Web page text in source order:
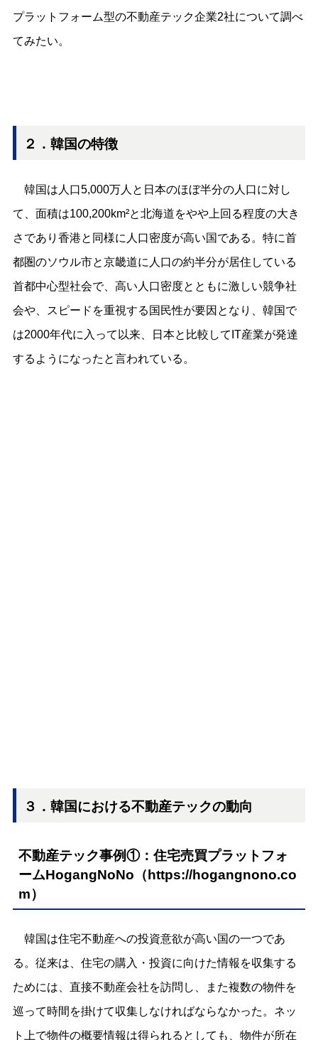
プラ​​ットフォーム型の不動産テック企業2社について調べ
てみたい。
２．韓国の特徴
韓国は人口5,000万人と日本のほぼ半分の人口に対し
て、面積は100,200km²と北海道をやや上回る程度の大き
さであり香港と同様に人口密度が高い国である。特に首
都圏のソウル市と京畿道に人口の約半分が居住している
首都中心型社会で、高い人口密度とともに激しい競争社
会や、スピードを重視する国民性が要因となり、韓国で
は2000年代に入って以来、日本と比較してIT産業が発達
するようになったと言われている。
３．韓国における不動産テックの動向
不動産テック事例①：住宅売買プラットフォ
ームHogangNoNo（ https://hogangnono.co
m）
韓国は住宅不動産への投資意欲が高い国の一つであ
る。従来は、住宅の購入・投資に向けた情報を収集する
ためには、直接不動産会社を訪問し、また複数の物件を
巡って時間を掛けて収集しなければならなかった。ネッ
ト上で物件の概要情報は得られるとしても、物件が所在